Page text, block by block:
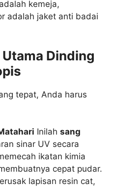
kemeja,
adalah jaket anti badai
Dinding
tepat, Anda harus
Inilahsang
sinar UV secara
ikatan kimia
cepat pudar.
lapisan resin cat,